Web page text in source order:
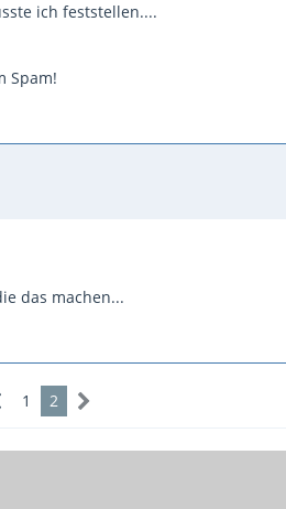
ich feststellen....
Spam!
das machen...
1 2